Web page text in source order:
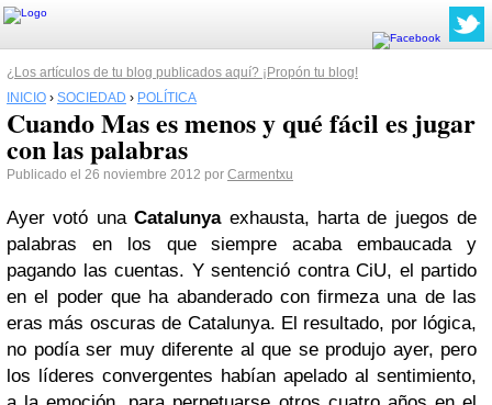
¿Los artículos de tu blog publicados aquí? ¡Propón tu blog!
INICIO › SOCIEDAD › POLÍTICA
Cuando Mas es menos y qué fácil es jugar
con las palabras
Publicado el 26 noviembre 2012 por Carmentxu
Ayer votó unaCatalunyaexhausta, harta de juegos de
palabras en los que siempre acaba embaucada y
pagando las cuentas. Y sentenció contra CiU, el partido
en el poder que ha abanderado con firmeza una de las
eras más oscuras de Catalunya. El resultado, por lógica,
no podía ser muy diferente al que se produjo ayer, pero
los líderes convergentes habían apelado al sentimiento,